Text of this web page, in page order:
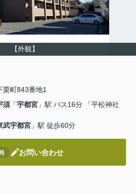
【外観】
栗町843番地1
須 「宇都宮 」駅 バス16分 「平松神社
武宇都宮 」駅 徒歩60分
お問い合わせ